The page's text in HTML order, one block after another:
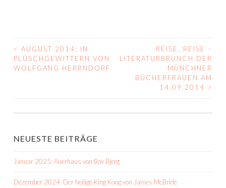
BEITRAGS-
NAVIGATION
< AUGUST 2014: IN
PLÜSCHGEWITTERN VON
WOLFGANG HERRNDORF
REISE, REISE –
LITERATURBRUNCH DER
MÜNCHNER
BÜCHERFRAUEN AM
14.09.2014 >
NEUESTE BEITRÄGE
Januar 2025: Auerhaus von Bov Bjerg
Dezember 2024: Der heilige King Kong von James McBride